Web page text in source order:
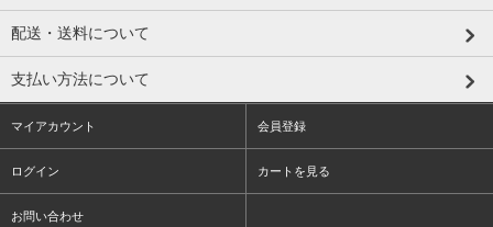
配送・送料について
支払い方法について
マイアカウント 会員登録
ログイン カートを見る
お問い合わせ